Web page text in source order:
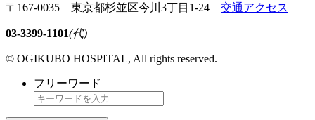
〒167-0035 東京都杉並区今川3丁目1-24 交通アクセス
03-3399-1101(代)
© OGIKUBO HOSPITAL, All rights reserved.
フリーワード